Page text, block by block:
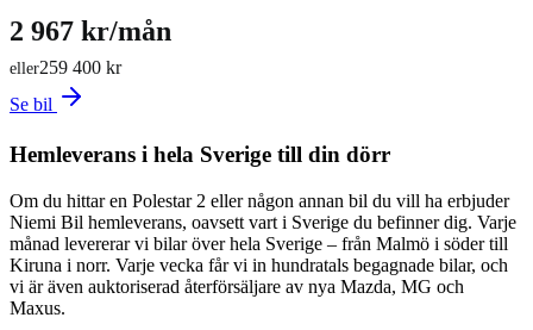
259 400 kr
eller
2 967 kr/mån
Se bil
Hemleverans i hela Sverige till din dörr
Om du hittar en Polestar 2 eller någon annan bil du vill ha erbjuder
Niemi Bil hemleverans, oavsett vart i Sverige du befinner dig. Varje
månad levererar vi bilar över hela Sverige – från Malmö i söder till
Kiruna i norr. Varje vecka får vi in hundratals begagnade bilar, och
vi är även auktoriserad återförsäljare av nya Mazda, MG och
Maxus.